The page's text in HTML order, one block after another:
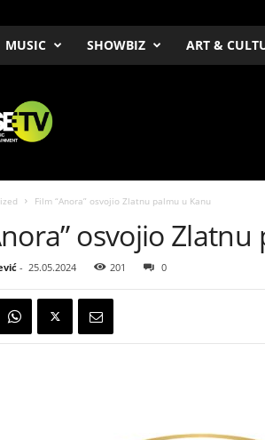
MUSIC SHOWBIZ ART &
Film “Anora” osvojio Zlatnu palmu u Kanu
osvojio
- 25.05.2024 201 0